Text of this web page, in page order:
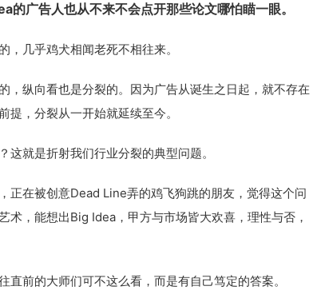
广告人也从不来不会点开那些论文哪怕瞄一眼。
几乎鸡犬相闻老死不相往来。
，纵向看也是分裂的。因为广告从诞生之日起，就不存在
，分裂从一开始就延续至今。
就是折射我们行业分裂的典型问题。
正在被创意Dead Line弄的鸡飞狗跳的朋友，觉得这个问
术，能想出Big Idea，甲方与市场皆大欢喜，理性与否，
前的大师们可不这么看，而是有自己笃定的答案。